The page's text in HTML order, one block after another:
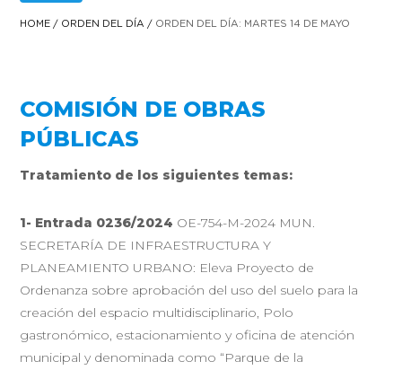
HOME / ORDEN DEL DÍA / ORDEN DEL DÍA: MARTES 14 DE MAYO
COMISIÓN DE OBRAS
PÚBLICAS
Tratamiento de los siguientes temas:
1- Entrada 0236/2024 OE-754-M-2024 MUN.
SECRETARÍA DE INFRAESTRUCTURA Y
PLANEAMIENTO URBANO: Eleva Proyecto de
Ordenanza sobre aprobación del uso del suelo para la
creación del espacio multidisciplinario, Polo
gastronómico, estacionamiento y oficina de atención
municipal y denominada como “Parque de la